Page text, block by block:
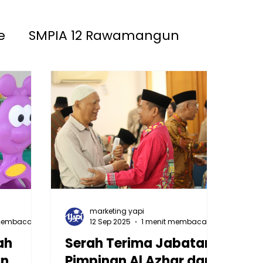
SMPIA 12 Rawamangun
SMPIA 55 Jatimakmur
Serah Terima Jabatan
marketing yapi
12 Sep 2025
1 menit membaca